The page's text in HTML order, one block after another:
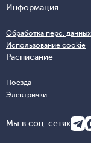
Информация
Обработка перс. данных
Использование cookie
Расписание
Поезда
Электрички
Мы в соц. сетях